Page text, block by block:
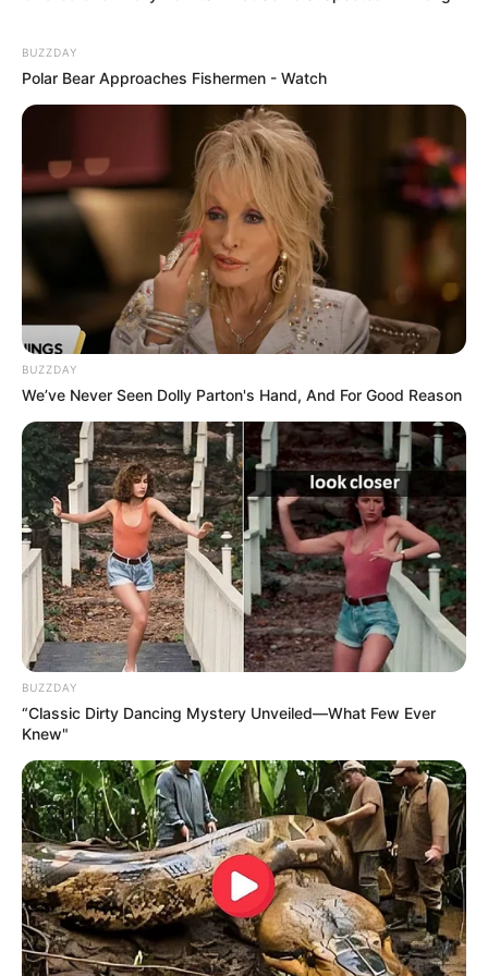
CƏMİYYƏT
Ağır QƏZA:
09:15 / 06 Avqust 2026
Yağış yağacaq, güclü külək əsəcək -
HAVA PROQNOZU
69 0 0
09:07 / 06 Avqust 2026 KRİMİNAL
Gəncədə kütləvi dava -ölən və
yaralananlar var
66 0 0
BUZZDAY
Polar Bear Approaches Fishermen - Watch
BUZZDAY
We’ve Never Seen Dolly Parton's Hand, And For Good Reason
BUZZDAY
“Classic Dirty Dancing Mystery Unveiled—What Few Ever
Knew"